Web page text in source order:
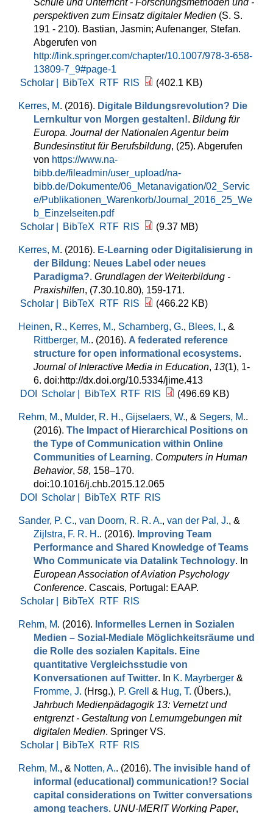
Schule und Unterricht - Forschungsmethoden und -
perspektiven zum Einsatz digitaler Medien (S. S.
191 - 210). Bastian, Jasmin; Aufenanger, Stefan.
Abgerufen von
http://link.springer.com/chapter/10.1007/978-3-658-
13809-7_9#page-1
Scholar |
BibTeX RTF RIS (402.1 KB)
Kerres, M. (2016). Digitale Bildungsrevolution? Die
Lernkultur von Morgen gestalten!. Bildung für
Europa. Journal der Nationalen Agentur beim
Bundesinstitut für Berufsbildung, (25). Abgerufen
von https://www.na-
bibb.de/fileadmin/user_upload/na-
bibb.de/Dokumente/06_Metanavigation/02_Servic
e/Publikationen_Warenkorb/Journal_2016_25_We
b_Einzelseiten.pdf
Scholar |
BibTeX RTF RIS (9.37 MB)
Kerres, M. (2016). E-Learning oder Digitalisierung in
der Bildung: Neues Label oder neues
Paradigma?. Grundlagen der Weiterbildung -
Praxishilfen, (7.30.10.80), 159-171.
Scholar |
BibTeX RTF RIS (466.22 KB)
Heinen, R., Kerres, M., Scharnberg, G., Blees, I., &
Rittberger, M.. (2016). A federated reference
structure for open informational ecosystems.
Journal of Interactive Media in Education, 13(1), 1-
6. doi:http://dx.doi.org/10.5334/jime.413
DOI
Scholar | BibTeX RTF RIS (496.69 KB)
Rehm, M., Mulder, R. H., Gijselaers, W., & Segers, M..
(2016). The Impact of Hierarchical Positions on
the Type of Communication within Online
Communities of Learning. Computers in Human
Behavior, 58, 158–170.
doi:10.1016/j.chb.2015.12.065
DOI
Scholar | BibTeX RTF RIS
Sander, P. C., van Doorn, R. R. A., van der Pal, J., &
Zijlstra, F. R. H.. (2016). Improving Team
Performance and Shared Knowledge of Teams
Who Communicate via Datalink Technology. In
European Association of Aviation Psychology
Conference. Cascais, Portugal: EAAP.
Scholar |
BibTeX RTF RIS
Rehm, M. (2016). Informelles Lernen in Sozialen
Medien – Sozial-Mediale Möglichkeitsräume und
die Rolle des sozialen Kapitals. Eine
quantitative Vergleichsstudie von
Konversationen auf Twitter. In K. Mayrberger &
Fromme, J. (Hrsg.), P. Grell & Hug, T. (Übers.),
Jahrbuch Medienpädagogik 13: Vernetzt und
entgrenzt - Gestaltung von Lernumgebungen mit
digitalen Medien. Springer VS.
Scholar |
BibTeX RTF RIS
Rehm, M., & Notten, A.. (2016). The invisible hand of
informal (educational) communication!? Social
capital considerations on Twitter conversations
among teachers. UNU-MERIT Working Paper,